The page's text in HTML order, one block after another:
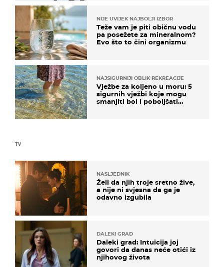
TV
NASLJEDNIK
Želi da njih troje sretno žive,
a nije ni svjesna da ga je
odavno izgubila
DALEKI GRAD
Daleki grad: Intuicija joj
govori da danas neće otići iz
njihovog života
NIJE UVIJEK NAJBOLJI IZBOR
Teže vam je piti običnu vodu
pa posežete za mineralnom?
Evo što to čini organizmu
NAJSIGURNIJI OBLIK REKREACIJE
Vježbe za koljeno u moru: 5
sigurnih vježbi koje mogu
smanjiti bol i poboljšati